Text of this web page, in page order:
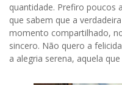
quantidade. Prefiro poucos
que sabem que a
momento compartilhado,
sincero. Não quero a
a alegria serena, aquela